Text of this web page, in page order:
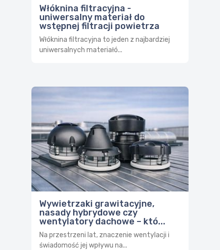
Włóknina filtracyjna -
uniwersalny materiał do
wstępnej filtracji powietrza
Włóknina filtracyjna to jeden z najbardziej
uniwersalnych materiałó...
Wywietrzaki grawitacyjne,
nasady hybrydowe czy
wentylatory dachowe – któ...
Na przestrzeni lat, znaczenie wentylacji i
świadomość jej wpływu na...